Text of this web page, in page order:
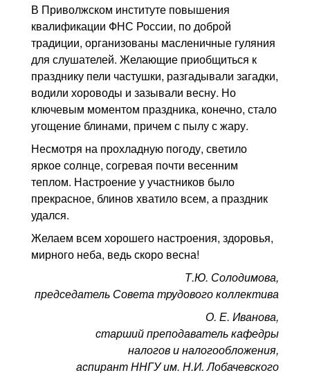
В Приволжском институте повышения
квалификации ФНС России, по доброй
традиции, организованы масленичные гуляния
для слушателей. Желающие приобщиться к
празднику пели частушки, разгадывали загадки,
водили хороводы и зазывали весну. Но
ключевым моментом праздника, конечно, стало
угощение блинами, причем с пылу с жару.
Несмотря на прохладную погоду, светило
яркое солнце, согревая почти весенним
теплом. Настроение у участников было
прекрасное, блинов хватило всем, а праздник
удался.
Желаем всем хорошего настроения, здоровья,
мирного неба, ведь скоро весна!
Т.Ю. Солодимова,
председатель Совета трудового коллектива
О. Е. Иванова,
старший преподаватель кафедры
налогов и налогообложения,
аспирант ННГУ им. Н.И. Лобачевского